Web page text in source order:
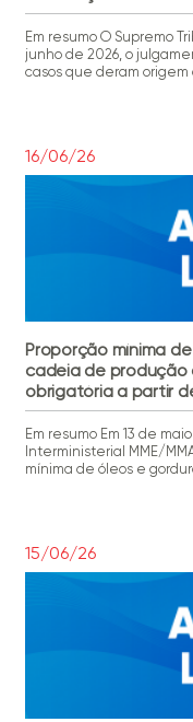
Em resumo O Supremo
junho de 2026, o
casos que deram origem
16/06/26
Proporção mínima
cadeia de produção
obrigatória a partir
Em resumo Em 13 de
Interministerial MME/
mínima de óleos e
15/06/26